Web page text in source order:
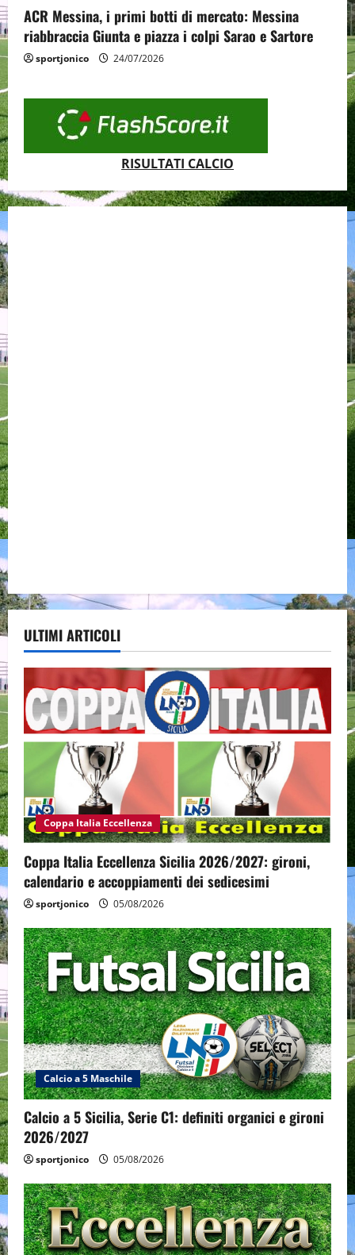
ACR Messina, i primi botti di mercato: Messina
riabbraccia Giunta e piazza i colpi Sarao e Sartore
sportjonico 24/07/2026
RISULTATI CALCIO
ULTIMI ARTICOLI
Coppa Italia Eccellenza
Coppa Italia Eccellenza Sicilia 2026/2027: gironi,
calendario e accoppiamenti dei sedicesimi
sportjonico 05/08/2026
Calcio a 5 Maschile
Calcio a 5 Sicilia, Serie C1: definiti organici e gironi
2026/2027
sportjonico 05/08/2026